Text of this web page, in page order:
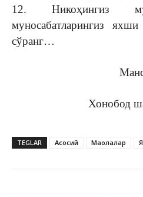
12. Никоҳингиз
муносабатларингиз
сўранг…
Хонобод
TEGLAR Асосий Мақолалар